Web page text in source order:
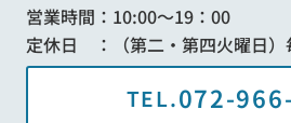
営業時間：10:00～19：00
定休日 ：（第二・第四火曜日）
TEL.072-